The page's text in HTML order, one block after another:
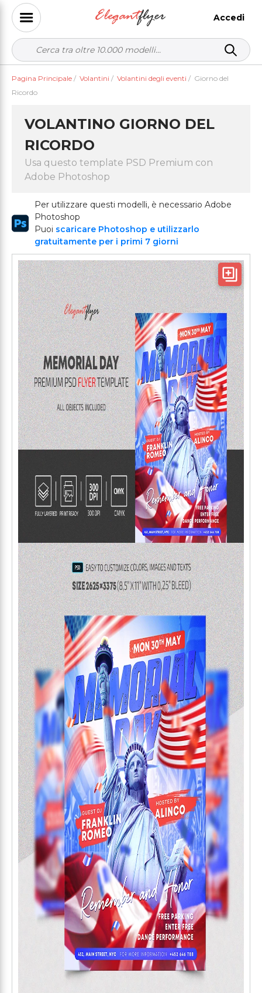
Accedi
Pagina Principale / Volantini / Volantini degli eventi / Giorno del
Ricordo
VOLANTINO GIORNO DEL
RICORDO
Usa questo template PSD Premium con
Adobe Photoshop
Per utilizzare questi modelli, è necessario Adobe
Photoshop
Puoi scaricare Photoshop e utilizzarlo
gratuitamente per i primi 7 giorni